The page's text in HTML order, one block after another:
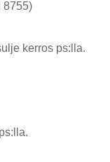
8755)
kerros ps:lla.